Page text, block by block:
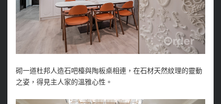
砌一道杜邦人造石吧檯與陶板桌相連，在石材天然紋理的靈動
之姿，得見主人家的溫雅心性。